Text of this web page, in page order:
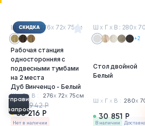
Ш хГхВ : 276х 72х 75см
Рабочая станция
односторонняя с
подвесными тумбами
на 2 места
Дуб Винченцо - Белый
ШхГх В : 276х 72х 75см
36 216 Р
38 942 Р
Нет в наличии
Отправить
запрос
Ш х Г х В : 280х 70
+2
Стол двойной
Белый
Ш х Г х В : 280х
30 851 Р
в наличии